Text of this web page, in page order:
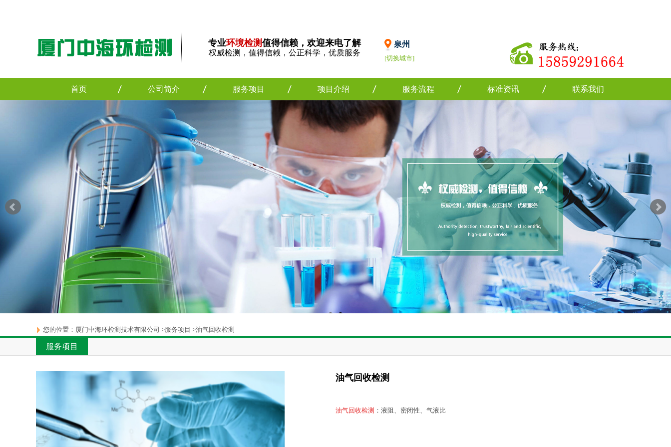
专业环境检测值得信赖，欢迎来电了解
权威检测，值得信赖，公正科学，优质服务
泉州
[切换城市]
首页 公司简介 服务项目 项目介绍 服务流程 标准资讯 联系我们
您的位置： 厦门中海环检测技术有限公司 >服务项目 >油气回收检测
服务项目
油气回收检测
油气回收检测 ：液阻、密闭性、气液比